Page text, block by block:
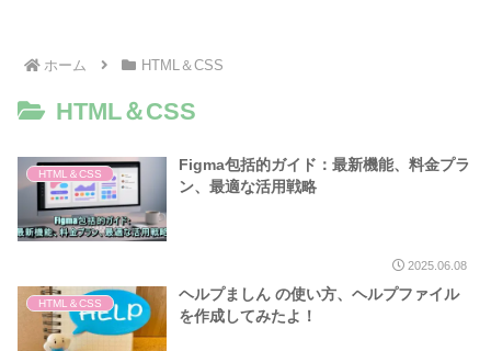
ホーム HTML＆CSS
HTML＆CSS
HTML＆CSS
Figma包括的ガイド：最新機能、料金プラ
ン、最適な活用戦略
2025.06.08
HTML＆CSS
ヘルプましん の使い方、ヘルプファイル
を作成してみたよ！